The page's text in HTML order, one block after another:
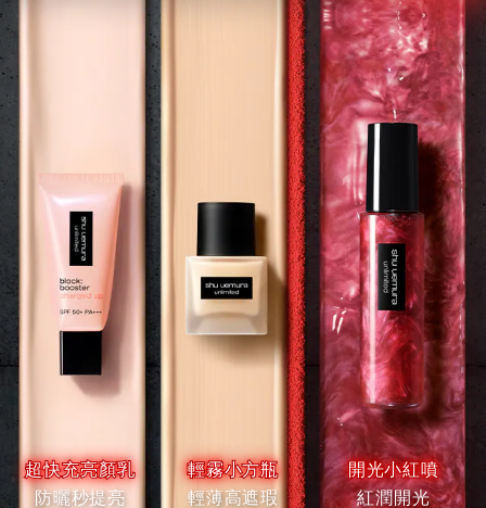
超快充亮顏乳
防曬秒提亮
輕霧小方瓶
輕薄高遮瑕
開光小紅噴
紅潤開光